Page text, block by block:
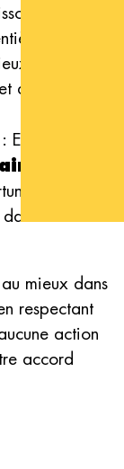
des
anticiper les
: Ensemble,
du
la mise
mieux dans
respectant
action
accord